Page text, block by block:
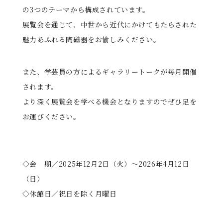
の3つのテーマから構成されています。
展覧会を通じて、中世から近代にかけてもたらされた
魅力あふれる陶磁器をお愉しみください。
また、学芸員の方によるギャラリートークが毎月開催
されます。
より深く展覧会を学べる機会となりますのでぜひ足を
お運びください。
◇会 期／2025年12月2日（火）～2026年4月12日
（日）
◇休館日／祝日を除く月曜日